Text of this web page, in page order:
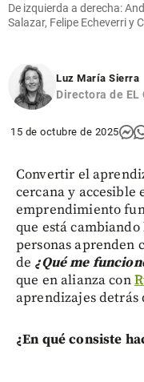
De izquierda a derecha:
Salazar, Felipe Echeverri y
Luz María Sierra
Directora de EL
15 de octubre de 2025
Convertir el
cercana y accesible
emprendimiento
que está
personas aprenden
de ¿Qué me
que en alianza con
aprendizajes detrás
¿En qué consiste